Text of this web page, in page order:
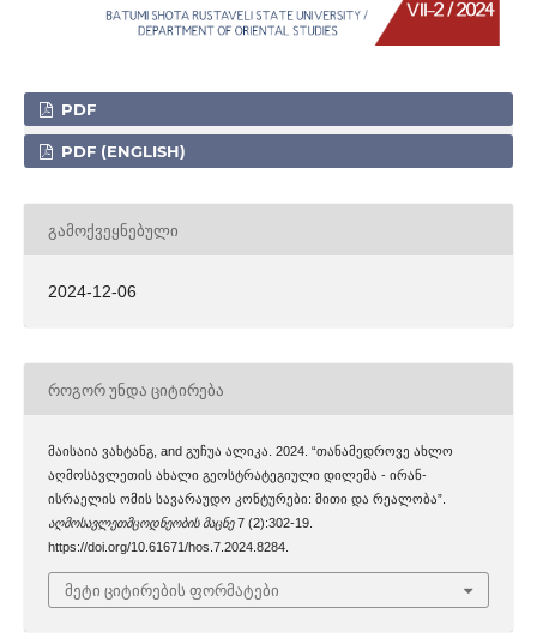
PDF
PDF (ENGLISH)
ᲒᲐᲛᲝᲥᲕᲔᲧᲜᲔᲑᲣᲚᲘ
2024-12-06
ᲠᲝᲒᲝᲠ ᲣᲜᲓᲐ ᲪᲘᲢᲘᲠᲔᲑᲐ
მაისაია ვახტანგ, and გუჩუა ალიკა. 2024. “თანამედროვე ახლო
აღმოსავლეთის ახალი გეოსტრატეგიული დილემა - ირან-
ისრაელის ომის სავარაუდო კონტურები: მითი და რეალობა”.
აღმოსავლეთმცოდნეობის მაცნე7 (2):302-19.
https://doi.org/10.61671/hos.7.2024.8284.
მეტი ციტირების ფორმატები